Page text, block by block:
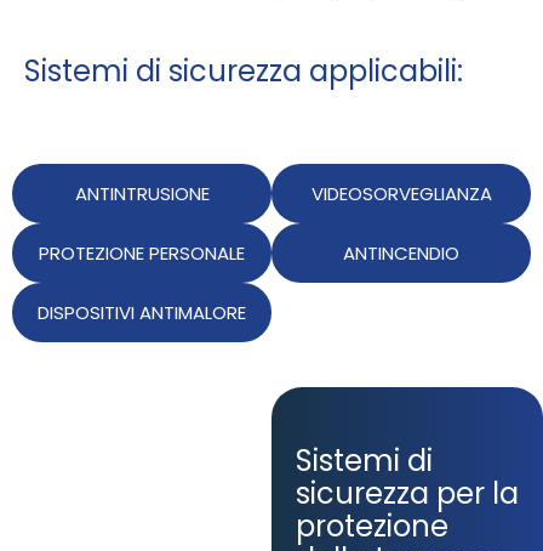
Sistemi di sicurezza applicabili:
ANTINTRUSIONE VIDEOSORVEGLIANZA
PROTEZIONE PERSONALE ANTINCENDIO
DISPOSITIVI ANTIMALORE
Sistemi di
sicurezza per la
protezione